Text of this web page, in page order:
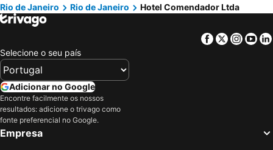
Rio de Janeiro
Rio de Janeiro Hotel Comendador Ltda
Facebook
Twitter
Selecione o seu país
Adicionar no Google
Encontre facilmente os nossos
resultados: adicione o trivago como
fonte preferencial no Google.
Empresa